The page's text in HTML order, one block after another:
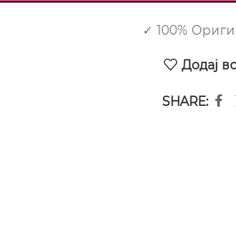
✓ 100%
Додај
SHARE: